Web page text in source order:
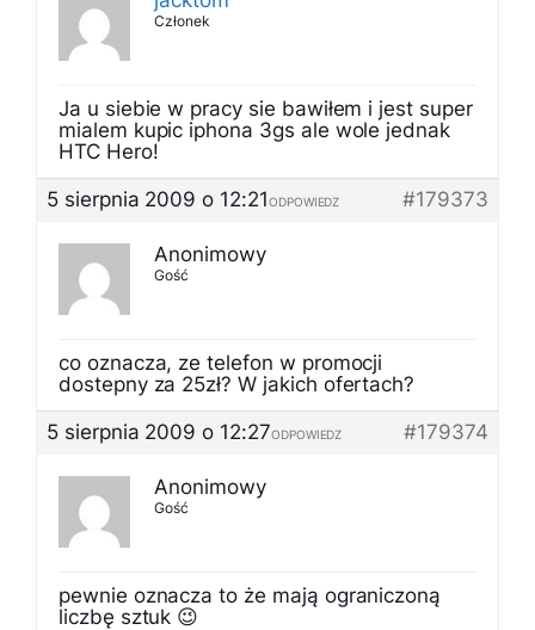
Członek
Ja u siebie w pracy sie bawiłem i jest super
mialem kupic iphona 3gs ale wole jednak
HTC Hero!
5 sierpnia 2009 o 12:21
#179373
ODPOWIEDZ
Anonimowy
Gość
co oznacza, ze telefon w promocji
dostepny za 25zł? W jakich ofertach?
5 sierpnia 2009 o 12:27
#179374
ODPOWIEDZ
Anonimowy
Gość
pewnie oznacza to że mają ograniczoną
liczbę sztuk 😉